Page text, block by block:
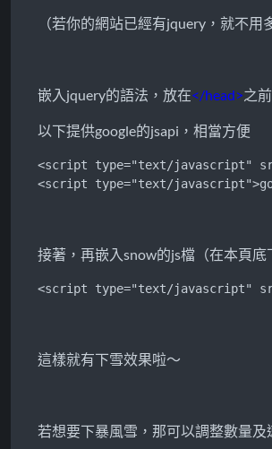
（若你的網站已經有jquery，就不用
嵌入jquery的語法，放在</head>之
以下提供google的jsapi，相當方便
<script type="text/javascript"
<script type="text/
接著，再嵌入snow的js檔（在本頁底
<script type="text/javascript"
這樣就有下雪效果啦～
若想要下暴風雪，那可以調整數量及